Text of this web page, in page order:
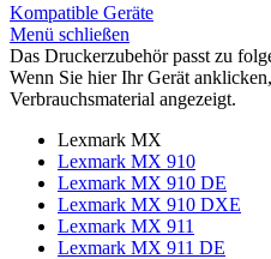
Kompatible Geräte
Menü schließen
Das Druckerzubehör passt zu
Wenn Sie hier Ihr Gerät
Verbrauchsmaterial angezeigt.
Lexmark MX
Lexmark MX 910
Lexmark MX 910 DE
Lexmark MX 910 DXE
Lexmark MX 911
Lexmark MX 911 DE